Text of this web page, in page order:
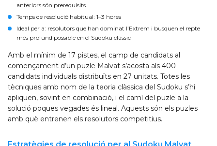
anteriors són prerequisits
Temps de resolució habitual: 1–3 hores
Ideal per a: resolutors que han dominat l’Extrem i busquen el repte
més profund possible en el Sudoku clàssic
Amb el mínim de 17 pistes, el camp de candidats al
començament d’un puzle Malvat s’acosta als 400
candidats individuals distribuïts en 27 unitats. Totes les
tècniques amb nom de la teoria clàssica del Sudoku s’hi
apliquen, sovint en combinació, i el camí del puzle a la
solució poques vegades és lineal. Aquests són els puzles
amb què entrenen els resolutors competitius.